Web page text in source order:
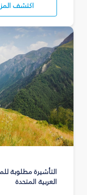
اكتشف
التأشيرة مطلوبة
العربية المتحدة